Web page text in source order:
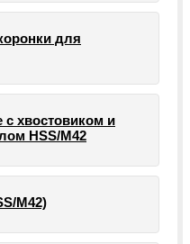
для
с хвостовиком и
HSS/М42
М42)